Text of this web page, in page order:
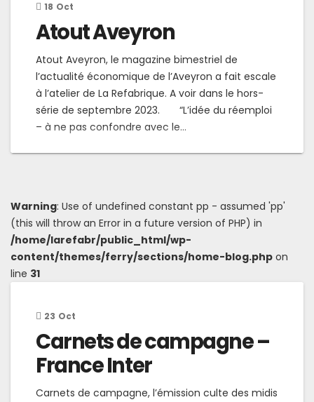
18 Oct
Atout Aveyron
Atout Aveyron, le magazine bimestriel de
l’actualité économique de l’Aveyron a fait escale
à l’atelier de La Refabrique. A voir dans le hors-
série de septembre 2023. “L’idée du réemploi
– à ne pas confondre avec le...
Warning: Use of undefined constant pp - assumed 'pp'
(this will throw an Error in a future version of PHP) in
/home/larefabr/public_html/wp-
content/themes/ferry/sections/home-blog.php on
line 31
23 Oct
Carnets de campagne –
France Inter
Carnets de campagne, l’émission culte des midis